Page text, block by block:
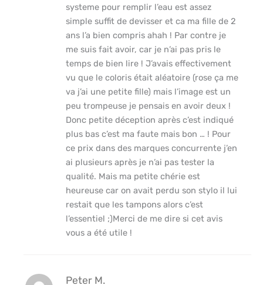
systeme pour remplir l’eau est assez
simple suffit de devisser et ca ma fille de 2
ans l’a bien compris ahah ! Par contre je
me suis fait avoir, car je n’ai pas pris le
temps de bien lire ! J’avais effectivement
vu que le coloris était aléatoire (rose ça me
va j’ai une petite fille) mais l’image est un
peu trompeuse je pensais en avoir deux !
Donc petite déception après c’est indiqué
plus bas c’est ma faute mais bon … ! Pour
ce prix dans des marques concurrente j’en
ai plusieurs après je n’ai pas tester la
qualité. Mais ma petite chérie est
heureuse car on avait perdu son stylo il lui
restait que les tampons alors c’est
l’essentiel ;)Merci de me dire si cet avis
vous a été utile !
Peter M.